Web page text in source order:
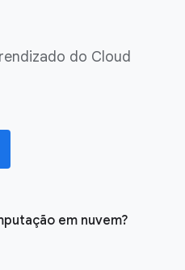
do Cloud
em nuvem?